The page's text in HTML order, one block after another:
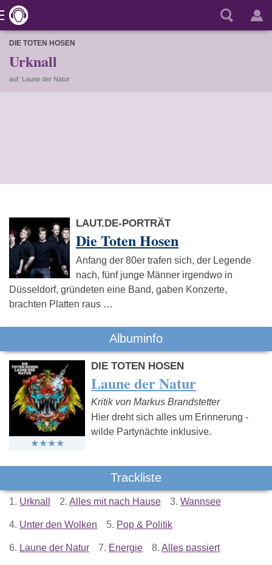
DIE TOTEN HOSEN
Urknall
auf: Laune der Natur
LAUT.DE-PORTRÄT
Die Toten Hosen
Anfang der 80er trafen sich, der Legende
nach, fünf junge Männer irgendwo in
Düsseldorf, gründeten eine Band, gaben Konzerte,
brachten Platten raus …
Albuminfo
DIE TOTEN HOSEN
Laune der Natur
Kritik von Markus Brandstetter
Hier dreht sich alles um Erinnerung -
wilde Partynächte inklusive.
Trackliste
1. Urknall 2. Alles mit nach Hause 3. Wannsee
4. Unter den Wolken 5. Pop & Politik
6. Laune der Natur 7. Energie 8. Alles passiert